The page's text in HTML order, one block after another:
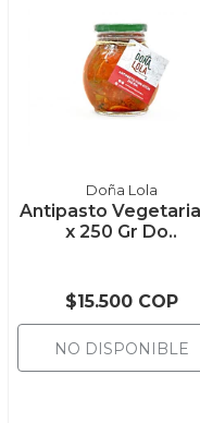
Doña Lola
Antipasto
x 250 Gr Do..
$15.500 COP
NO DISPONIBLE